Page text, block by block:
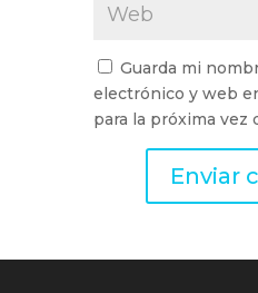
Guarda mi
electrónico y web
para la próxima vez